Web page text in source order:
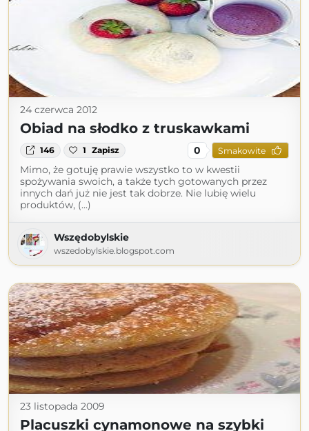
24 czerwca 2012
Obiad na słodko z truskawkami
146 1 Zapisz 0 Smakowite
Mimo, że gotuję prawie wszystko to w kwestii
spożywania swoich, a także tych gotowanych przez
innych dań już nie jest tak dobrze. Nie lubię wielu
produktów, (...)
Wszędobylskie
wszedobylskie.blogspot.com
23 listopada 2009
Placuszki cynamonowe na szybki